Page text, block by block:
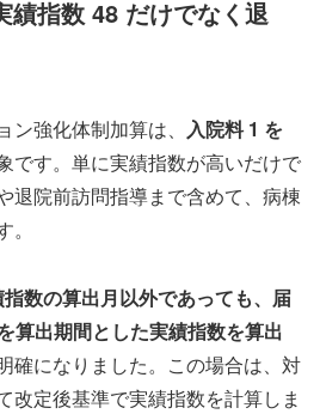
績指数 48 だけでなく退
強化体制加算は、 入院料 1 を
です。単に実績指数が高いだけで
退院前訪問指導まで含めて、病棟
数の算出月以外であっても、届
算出期間とした実績指数を算出
確になりました。この場合は、対
改定後基準で実績指数を計算しま